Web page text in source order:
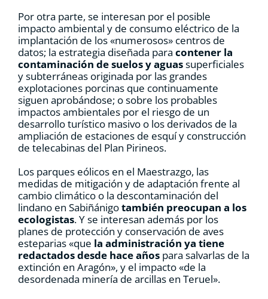
Por otra parte, se interesan por el posible
impacto ambiental y de consumo eléctrico de la
implantación de los «numerosos» centros de
datos; la estrategia diseñada para contener la
contaminación de suelos y aguassuperficiales
y subterráneas originada por las grandes
explotaciones porcinas que continuamente
siguen aprobándose; o sobre los probables
impactos ambientales por el riesgo de un
desarrollo turístico masivo o los derivados de la
ampliación de estaciones de esquí y construcción
de telecabinas del Plan Pirineos.
Los parques eólicos en el Maestrazgo, las
medidas de mitigación y de adaptación frente al
cambio climático o la descontaminación del
lindano en Sabiñánigotambién preocupan a los
ecologistas. Y se interesan además por los
planes de protección y conservación de aves
esteparias «que la administración ya tiene
redactados desde hace añospara salvarlas de la
extinción en Aragón», y el impacto «de la
desordenada minería de arcillas en Teruel».